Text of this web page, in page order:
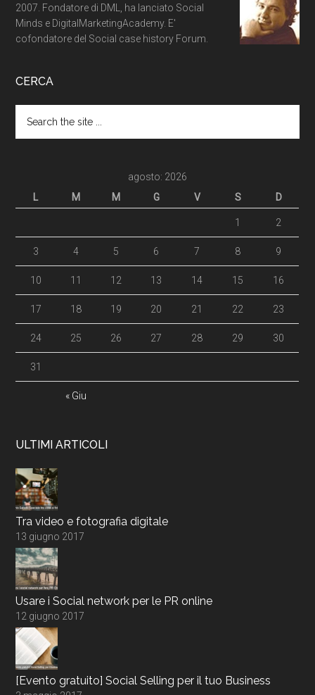
2007. Fondatore di DML, ha lanciato Social
Minds e DigitalMarketingAcademy. E'
cofondatore del Social case history Forum.
CERCA
agosto: 2026
L
M M G V S D
« Giu
1 2
3 4 5 6 7 8 9
10 11 12 13 14 15 16
17 18 19 20 21 22 23
24 25 26 27 28 29 30
31
ULTIMI ARTICOLI
Tra video e fotografia digitale
13 giugno 2017
Usare i Social network per le PR online
12 giugno 2017
[Evento gratuito] Social Selling per il tuo Business